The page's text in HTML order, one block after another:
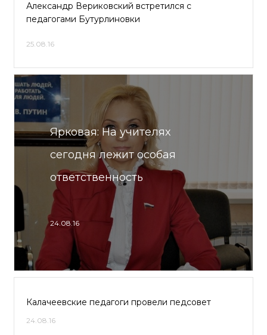
Александр Вериковский встретился с
педагогами Бутурлиновки
25.08.16
Ярковая: На учителях
сегодня лежит особая
ответственность
24.08.16
Калачеевские педагоги провели педсовет
24.08.16